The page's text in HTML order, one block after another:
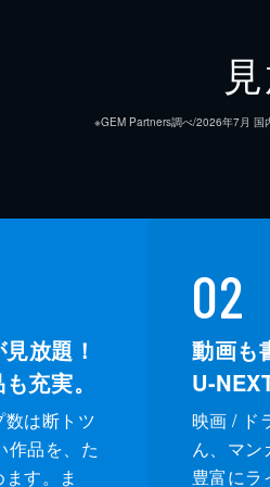
※GEM Partners調べ/2026年7⽉ 国
放題！
充実。
数は断トツ
作品を、た
す。ま
02
動画も
U-
映画 / ド
ん、マン
豊富にラ